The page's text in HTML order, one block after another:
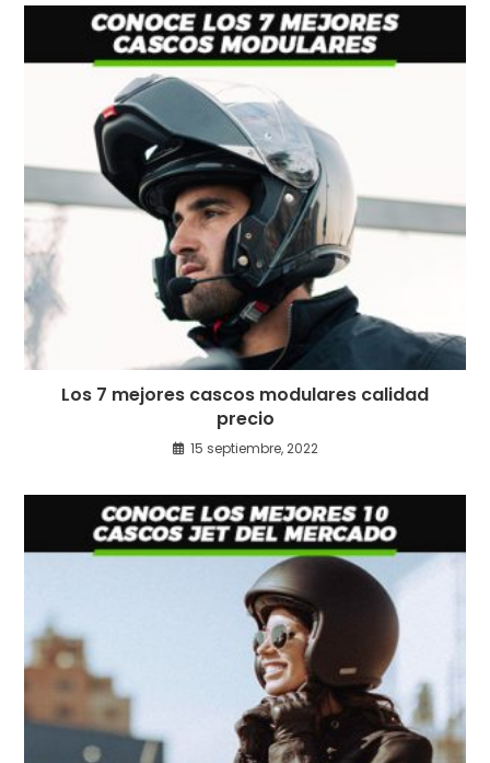
Los 7 mejores cascos modulares calidad
precio
15 septiembre, 2022